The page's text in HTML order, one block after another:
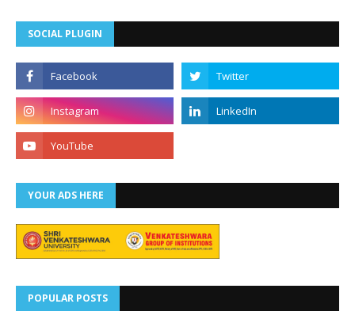
SOCIAL PLUGIN
YOUR ADS HERE
POPULAR POSTS